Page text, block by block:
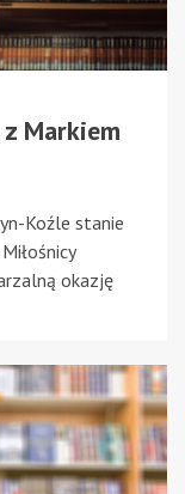
Markiem
Koźle stanie
okazję